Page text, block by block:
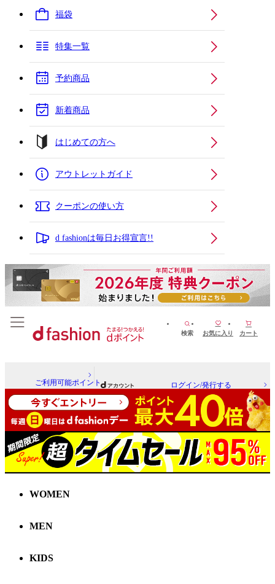
福袋
特集一覧
予約商品
新着商品
はじめての方へ
アウトレットガイド
クーポンの使い方
d fashionは毎日お得宣言!!
検索 お気に入り カート
ご利用可能ポイント ログイン/発行する
WOMEN
MEN
KIDS